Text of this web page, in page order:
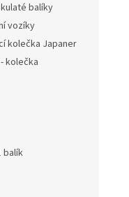
balíky
vozíky
kolečka Japaner
kolečka
balík